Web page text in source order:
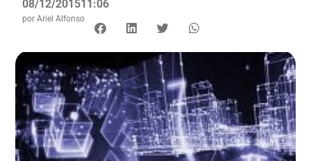
08/12/201511:06
por Ariel Alfonso